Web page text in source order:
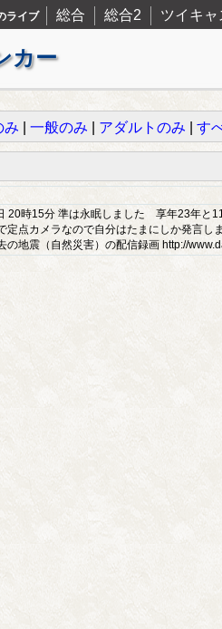
ライブ 総合 総合2 ツイキャ
カー
み 一般のみ アダルトのみ す
20時15分 準は永眠しました 享年23年と
定点カメラなので自分はたまにしか発言
の地震（自然災害）の配信録画 http://